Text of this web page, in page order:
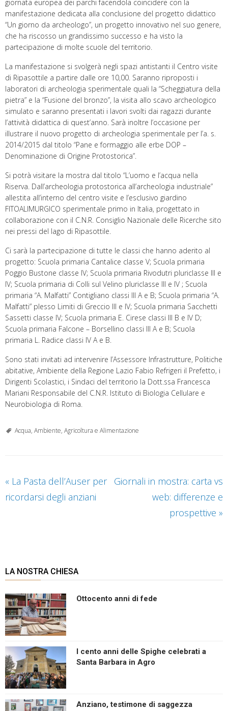
giornata europea dei parchi facendola coincidere con la
manifestazione dedicata alla conclusione del progetto didattico
“Un giorno da archeologo”, un progetto innovativo nel suo genere,
che ha riscosso un grandissimo successo e ha visto la
partecipazione di molte scuole del territorio.
La manifestazione si svolgerà negli spazi antistanti il Centro visite
di Ripasottile a partire dalle ore 10,00. Saranno riproposti i
laboratori di archeologia sperimentale quali la “Scheggiatura della
pietra” e la “Fusione del bronzo”, la visita allo scavo archeologico
simulato e saranno presentati i lavori svolti dai ragazzi durante
l’attività didattica di quest’anno. Sarà inoltre l’occasione per
illustrare il nuovo progetto di archeologia sperimentale per l’a. s.
2014/2015 dal titolo “Pane e formaggio alle erbe DOP –
Denominazione di Origine Protostorica”.
Si potrà visitare la mostra dal titolo “L’uomo e l’acqua nella
Riserva. Dall’archeologia protostorica all’archeologia industriale”
allestita all’interno del centro visite e l’esclusivo giardino
FITOALIMURGICO sperimentale primo in Italia, progettato in
collaborazione con il C.N.R. Consiglio Nazionale delle Ricerche sito
nei pressi del lago di Ripasottile.
Ci sarà la partecipazione di tutte le classi che hanno aderito al
progetto: Scuola primaria Cantalice classe V; Scuola primaria
Poggio Bustone classe IV; Scuola primaria Rivodutri pluriclasse III e
IV; Scuola primaria di Colli sul Velino pluriclasse III e IV ; Scuola
primaria “A. Malfatti” Contigliano classi III A e B; Scuola primaria “A.
Malfatti” plesso Limiti di Greccio III e IV; Scuola primaria Sacchetti
Sassetti classe IV; Scuola primaria E. Cirese classi III B e IV D;
Scuola primaria Falcone – Borsellino classi III A e B; Scuola
primaria L. Radice classi IV A e B.
Sono stati invitati ad intervenire l’Assessore Infrastrutture, Politiche
abitative, Ambiente della Regione Lazio Fabio Refrigeri il Prefetto, i
Dirigenti Scolastici, i Sindaci del territorio la Dott.ssa Francesca
Mariani Responsabile del C.N.R. Istituto di Biologia Cellulare e
Neurobiologia di Roma.
Acqua, Ambiente, Agricoltura e Alimentazione
« La Pasta dell’Auser per
ricordarsi degli anziani
Giornali in mostra: carta vs
web: differenze e
prospettive »
LA NOSTRA CHIESA
Ottocento anni di fede
I cento anni delle Spighe celebrati a
Santa Barbara in Agro
Anziano, testimone di saggezza